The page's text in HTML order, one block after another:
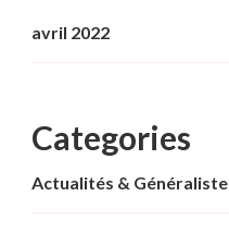
avril 2022
Categories
Actualités & Généraliste